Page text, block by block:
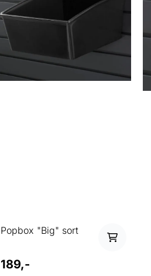
Popbox "Big" sort
189,-